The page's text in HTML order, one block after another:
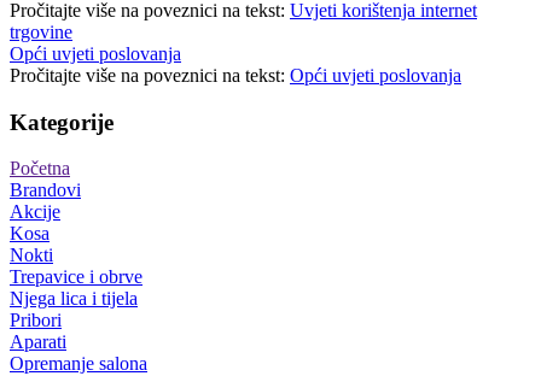
Pročitajte više na poveznici na tekst: Uvjeti korištenja internet
trgovine
Opći uvjeti poslovanja
Pročitajte više na poveznici na tekst: Opći uvjeti poslovanja
Kategorije
Početna
Brandovi
Akcije
Kosa
Nokti
Trepavice i obrve
Njega lica i tijela
Pribori
Aparati
Opremanje salona